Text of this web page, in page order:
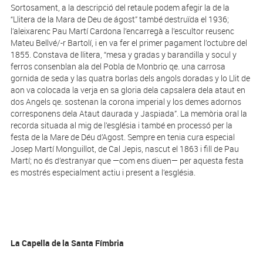
Sortosament, a la descripció del retaule podem afegir la de la
“Llitera de la Mara de Deu de ágost” també destruïda el 1936;
l’aleixarenc Pau Martí Cardona l’encarregà a l’escultor reusenc
Mateu Bellvé/-r Bartolí, i en va fer el primer pagament l’octubre del
1855. Constava de llitera, “mesa y gradas y barandilla y socul y
ferros consenblan ala del Pobla de Monbrio qe. una carrosa
gornida de seda y las quatra borlas dels angols doradas y lo Llit de
aon va colocada la verja en sa gloria dela capsalera dela ataut en
dos Angels qe. sostenan la corona imperial y los demes adornos
corresponens dela Ataut daurada y Jaspiada”. La memòria oral la
recorda situada al mig de l’església i també en processó per la
festa de la Mare de Déu d’Agost. Sempre en tenia cura especial
Josep Martí Monguillot, de Cal Jepis, nascut el 1863 i fill de Pau
Martí; no és d’estranyar que —com ens diuen— per aquesta festa
es mostrés especialment actiu i present a l’església.
La Capella de la Santa Fímbria